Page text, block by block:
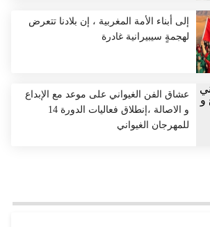
إلى أبناء الأمة المغربية ، إن بلادنا تتعرض
لهجمةٍ سيبيرانية غادرة
عشاق الفن الغيواني على موعد مع الإبداع
و الاصالة ،إنطلاق فعاليات الدورة 14
للمهرجان الغيواني